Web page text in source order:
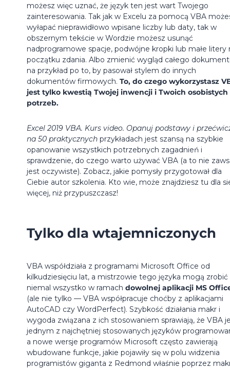
możesz więc uznać, że język ten jest wart Twojego
zainteresowania. Tak jak w Excelu za pomocą VBA
wyłapać nieprawidłowo wpisane liczby lub daty, tak w
obszernym tekście w Wordzie możesz usunąć
nadprogramowe spacje, podwójne kropki lub małe litery
początku zdania. Albo zmienić wygląd całego
na przykład po to, by pasował stylem do innych
dokumentów firmowych. To, do czego wykorzystasz
jest tylko kwestią Twojej inwencji i Twoich osobistych
potrzeb.
Excel 2019 VBA. Kurs video. Opanuj podstawy i
na 50 praktycznych przykładach jest szansą na szybkie
opanowanie wszystkich potrzebnych zagadnień i
sprawdzenie, do czego warto używać VBA (a to nie
jest oczywiste). Zobacz, jakie pomysły przygotował dla
Ciebie autor szkolenia. Kto wie, może znajdziesz tu dla
więcej, niż przypuszczasz!
Tylko dla wtajemniczonych
VBA współdziała z programami Microsoft Office od
kilkudziesięciu lat, a mistrzowie tego języka mogą zrobić
niemal wszystko w ramach dowolnej aplikacji MS
(ale nie tylko — VBA współpracuje choćby z aplikacjami
AutoCAD czy WordPerfect). Szybkość działania makr i
wygoda związana z ich stosowaniem sprawiają, że VBA
jednym z najchętniej stosowanych języków
a nowe wersje programów Microsoft często zawierają
wbudowane funkcje, jakie pojawiły się w polu widzenia
programistów giganta z Redmond właśnie poprzez